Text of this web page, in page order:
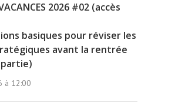
2026 #02 (accès
basiques pour réviser les
avant la rentrée
à 12:00